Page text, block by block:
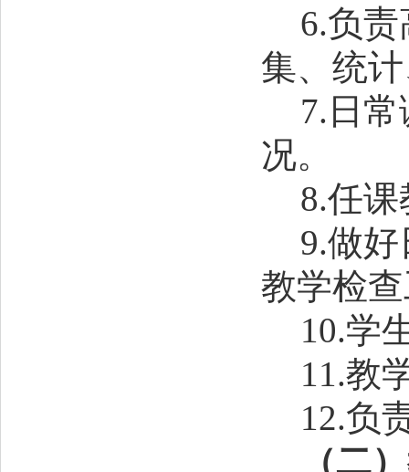
6.负
集、统
7.日
况。
8.任
9.做
教学检
10.学
11.教
12.负
（二